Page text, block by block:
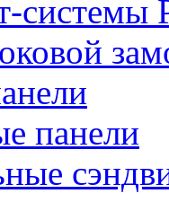
системы
панели